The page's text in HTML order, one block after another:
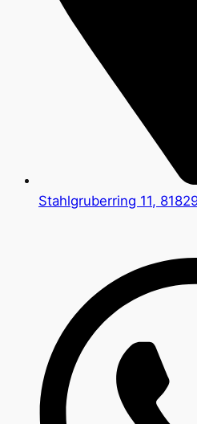
Stahlgruberring 11,